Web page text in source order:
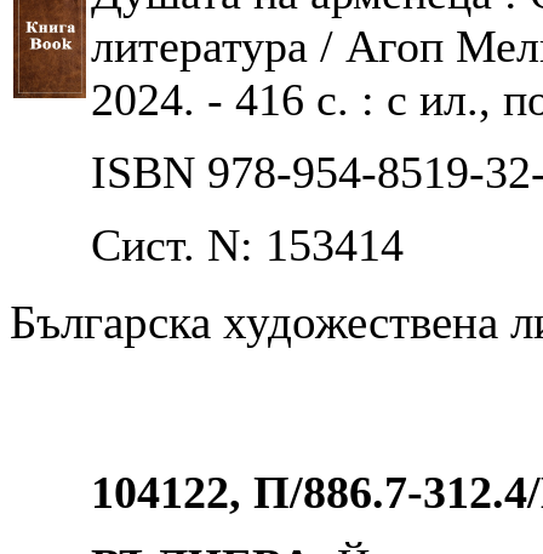
литература / Агоп
2024. - 416 с. : с ил.,
ISBN 978-954-8519-
Сист. N: 153414
Българска художествена
104122, П/886.7-